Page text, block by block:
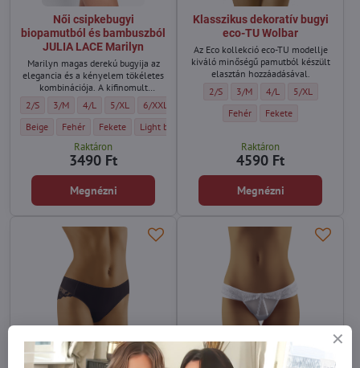
Női csipkebugyi
biopamutból és bambuszból
JULIA LACE Marilyn
Marilyn magas derekú bugyija az
elegancia és a kényelem tökéletes
kombinációja. A kifinomult
csipkeoldalak finomságot adnak, a
rugalmas, puha anyag pedig egész
napos kényelmet biztosít.
Női csipkebugyi biopamutból és bambuszból JULIA LACE Marilyn - Méret:
2/S Női csipkebugyi biopamutból és bambuszból JULIA LACE Marilyn - Méret:
3/M Női csipkebugyi biopamutból és bambuszból JULIA LACE Marilyn -
4/L Női csipkebugyi biopamutból és bambuszból JULIA LACE
5/XL Női csipkebugyi biopamutból és bambuszból JULIA
6/XXL
Női csipkebugyi biopamutból és bambuszból JULIA LACE Marilyn - Szín:
Beige Női csipkebugyi biopamutból és bambuszból JULIA LACE Marilyn - Szín:
Fehér Női csipkebugyi biopamutból és bambuszból JULIA LACE Marilyn
Fekete Női csipkebugyi biopamutból és bambuszból JULIA
Light beige
Raktáron
3490 Ft
Megnézni
Klasszikus dekoratív bugyi
eco-TU Wolbar
Az Eco kollekció eco-TU modellje
kiváló minőségű pamutból készült
elasztán hozzáadásával.
Klasszikus dekoratív bugyi eco-TU
2/S Klasszikus dekoratív bugyi
3/M Klasszikus dekoratív
4/L Klasszikus
5/XL
Klasszikus dekoratív bugyi eco-
Fehér Klasszikus dekoratív
Fekete
Raktáron
4590 Ft
Megnézni